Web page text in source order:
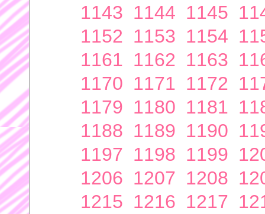
1143 1144 1145
1152 1153 1154
1161 1162 1163
1170 1171 1172
1179 1180 1181
1188 1189 1190
1197 1198 1199
1206 1207 1208
1215 1216 1217